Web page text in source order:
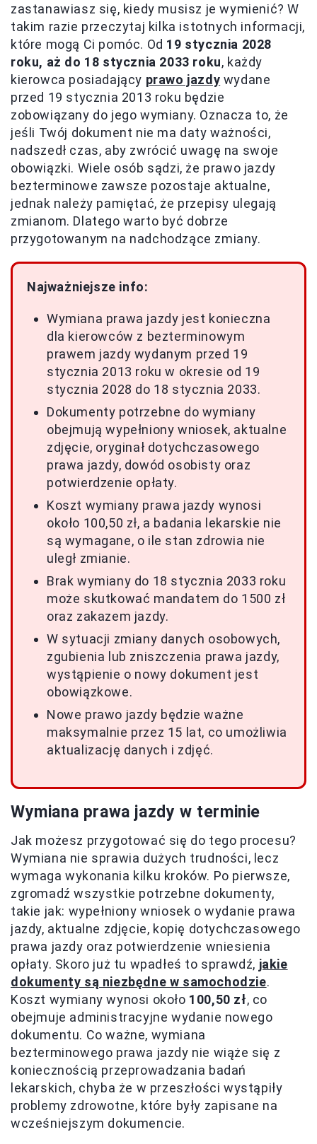
zastanawiasz się, kiedy musisz je wymienić? W
takim razie przeczytaj kilka istotnych informacji,
które mogą Ci pomóc. Od 19 stycznia 2028
roku, aż do 18 stycznia 2033 roku, każdy
kierowca posiadający prawo jazdy wydane
przed 19 stycznia 2013 roku będzie
zobowiązany do jego wymiany. Oznacza to, że
jeśli Twój dokument nie ma daty ważności,
nadszedł czas, aby zwrócić uwagę na swoje
obowiązki. Wiele osób sądzi, że prawo jazdy
bezterminowe zawsze pozostaje aktualne,
jednak należy pamiętać, że przepisy ulegają
zmianom. Dlatego warto być dobrze
przygotowanym na nadchodzące zmiany.
Najważniejsze info:
Wymiana prawa jazdy jest konieczna
dla kierowców z bezterminowym
prawem jazdy wydanym przed 19
stycznia 2013 roku w okresie od 19
stycznia 2028 do 18 stycznia 2033.
Dokumenty potrzebne do wymiany
obejmują wypełniony wniosek, aktualne
zdjęcie, oryginał dotychczasowego
prawa jazdy, dowód osobisty oraz
potwierdzenie opłaty.
Koszt wymiany prawa jazdy wynosi
około 100,50 zł, a badania lekarskie nie
są wymagane, o ile stan zdrowia nie
uległ zmianie.
Brak wymiany do 18 stycznia 2033 roku
może skutkować mandatem do 1500 zł
oraz zakazem jazdy.
W sytuacji zmiany danych osobowych,
zgubienia lub zniszczenia prawa jazdy,
wystąpienie o nowy dokument jest
obowiązkowe.
Nowe prawo jazdy będzie ważne
maksymalnie przez 15 lat, co umożliwia
aktualizację danych i zdjęć.
Wymiana prawa jazdy w terminie
Jak możesz przygotować się do tego procesu?
Wymiana nie sprawia dużych trudności, lecz
wymaga wykonania kilku kroków. Po pierwsze,
zgromadź wszystkie potrzebne dokumenty,
takie jak: wypełniony wniosek o wydanie prawa
jazdy, aktualne zdjęcie, kopię dotychczasowego
prawa jazdy oraz potwierdzenie wniesienia
opłaty. Skoro już tu wpadłeś to sprawdź, jakie
dokumenty są niezbędne w samochodzie.
Koszt wymiany wynosi około 100,50 zł, co
obejmuje administracyjne wydanie nowego
dokumentu. Co ważne, wymiana
bezterminowego prawa jazdy nie wiąże się z
koniecznością przeprowadzania badań
lekarskich, chyba że w przeszłości wystąpiły
problemy zdrowotne, które były zapisane na
wcześniejszym dokumencie.